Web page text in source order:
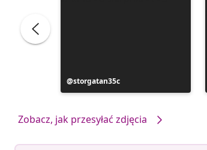
Post
opublikowany
storgatan35c
Zobacz, jak przesyłać zdjęcia